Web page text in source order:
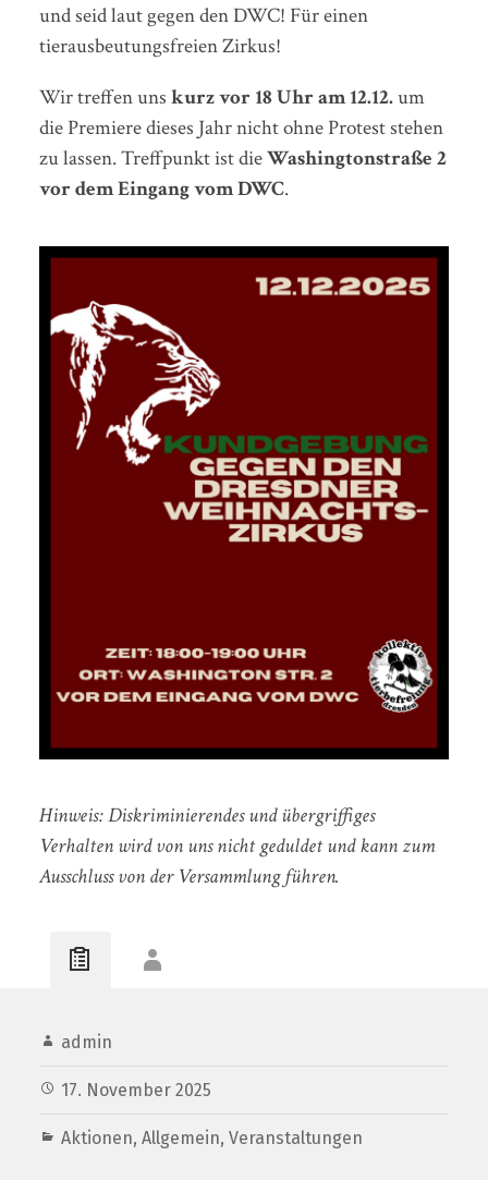
und seid laut gegen den DWC! Für einen
tierausbeutungsfreien Zirkus!
Wir treffen uns kurz vor 18 Uhr am 12.12.um
die Premiere dieses Jahr nicht ohne Protest stehen
zu lassen. Treffpunkt ist dieWashingtonstraße 2
vor dem Eingang vom DWC.
Hinweis: Diskriminierendes und übergriffiges
Verhalten wird von uns nicht geduldet und kann zum
Ausschluss von der Versammlung führen.
admin
17. November 2025
Aktionen, Allgemein, Veranstaltungen